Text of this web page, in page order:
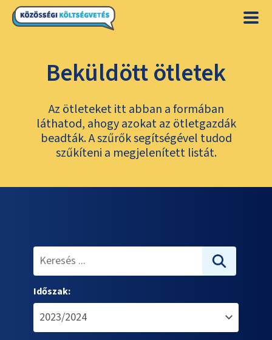
Beküldött ötletek
Az ötleteket itt abban a formában
láthatod, ahogy azokat az ötletgazdák
beadták. A szűrők segítségével tudod
szűkíteni a megjelenített listát.
Időszak: